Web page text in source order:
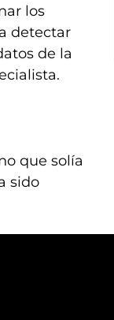
los
detectar
de la
que solía
sido